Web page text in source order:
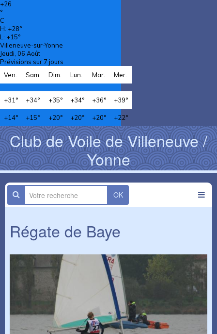
+26
°
C
H: +28°
L: +15°
Villeneuve-sur-Yonne
Jeudi, 06 Août
Prévisions sur 7 jours
Ven.
Sam. Dim. Lun. Mar. Mer.
+31° +34° +35° +34° +36° +39°
+14° +15° +20° +20° +20° +22°
Club de Voile de Villeneuve /
Yonne
OK
Régate de Baye